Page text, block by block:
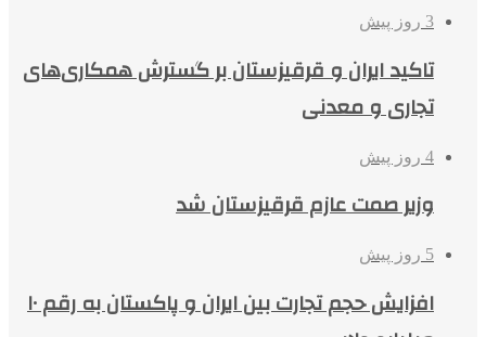
3 روز پیش
تاکید ایران و قرقیزستان بر گسترش همکاری‌های
تجاری و معدنی
4 روز پیش
وزیر صمت عازم قرقیزستان شد
5 روز پیش
افزایش حجم تجارت بین ایران و پاکستان به رقم ۱۰